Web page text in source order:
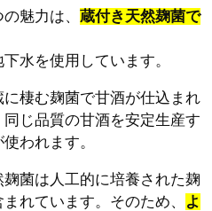
魅力は、 蔵付き天然麹菌で
水を使用しています。
棲む麹菌で甘酒が仕込まれ
じ品質の甘酒を安定生産す
われます。
菌は人工的に培養された麹
まれています。そのため、
よ